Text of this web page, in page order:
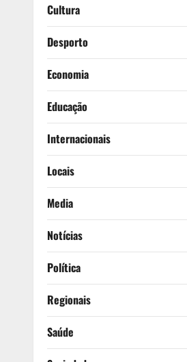
Cultura
Desporto
Economia
Educação
Internacionais
Locais
Media
Notícias
Política
Regionais
Saúde